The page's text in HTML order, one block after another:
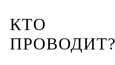
КТО
ПРОВОДИТ?